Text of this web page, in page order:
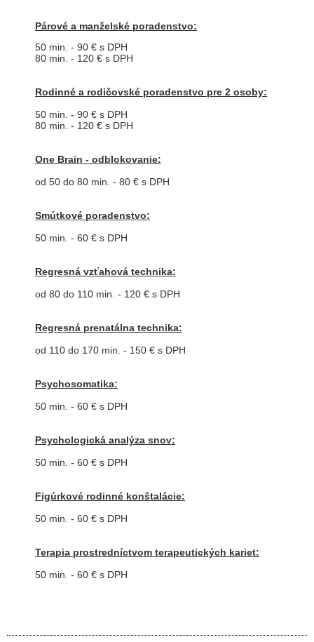
Párové a manželské poradenstvo:
50 min. - 90 € s DPH
80 min. - 120 € s DPH
Rodinné a rodičovské poradenstvo pre 2 osoby:
50 min. - 90 € s DPH
80 min. - 120 € s DPH
One Brain - odblokovanie:
od 50 do 80 min. - 80 € s DPH
Smútkové poradenstvo:
50 min. - 60 € s DPH
Regresná vzťahová technika:
od 80 do 110 min. - 120 € s DPH
Regresná prenatálna technika:
od 110 do 170 min. - 150 € s DPH
Psychosomatika:
50 min. - 60 € s DPH
Psychologická analýza snov:
50 min. - 60 € s DPH
Figúrkové rodinné konštalácie:
50 min. - 60 € s DPH
Terapia prostredníctvom terapeutických kariet:
50 min. - 60 € s DPH